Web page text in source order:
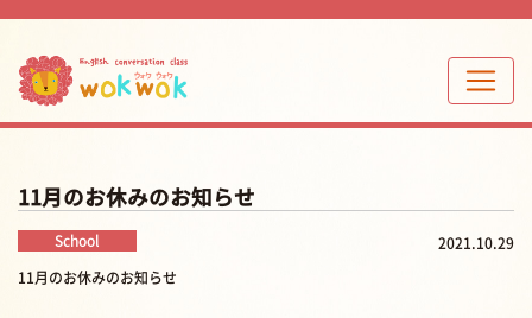
11月のお休みのお知らせ
School 2021.10.29
11月のお休みのお知らせ